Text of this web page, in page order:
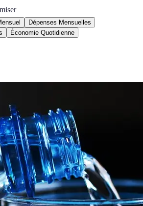
Dépenses Mensuelles
Économie Quotidienne